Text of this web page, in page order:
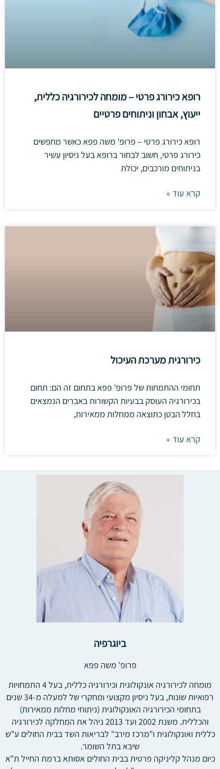
רופא כירורג פרטי – מומחה לכירורגיה כללית,
ייעוץ, אבחון וניתוחים פרטיים
רופא כירורג פרטי – פרופ' משה פפא כאשר מחפשים
כירורג פרטי, חשוב לבחור ברופא בעל ניסיון עשיר
בניתוחים מורכבים, יכולת
קרא עוד »
כירורגית מערכת העיכול
תחומי ההתמחות של פרופ' פפא בתחום זה הם: תחום
בכירורגיה העוסק בבעיות הקשורות באברים הנמצאים
בחלל הבטן כתוצאה ממחלות ממאירות,
קרא עוד »
ביוגרפיה
פרופ' משה פפא
מומחה לכירורגיה אונקולוגית וכירורגיה כללית, בעל 4 התמחויות
רפואיות שונות, בעל ניסיון מקצועי ומחקרי של למעלה מ-34 שנים
בתחומי הכירורגיה האונקולוגית (ניתוחי מחלות ממאירות)
והכללית. משנת 2002 ועד 2013 ניהל את המחלקה לכירורגיה
כללית ואונקולוגית ו"מרכז מירב" לבריאות השד בבית החולים ע"ש
שיבא בתל השומר.
כיום מנהל קליניקה פרטית בבית החולים אסותא ברמת החייל ת"א